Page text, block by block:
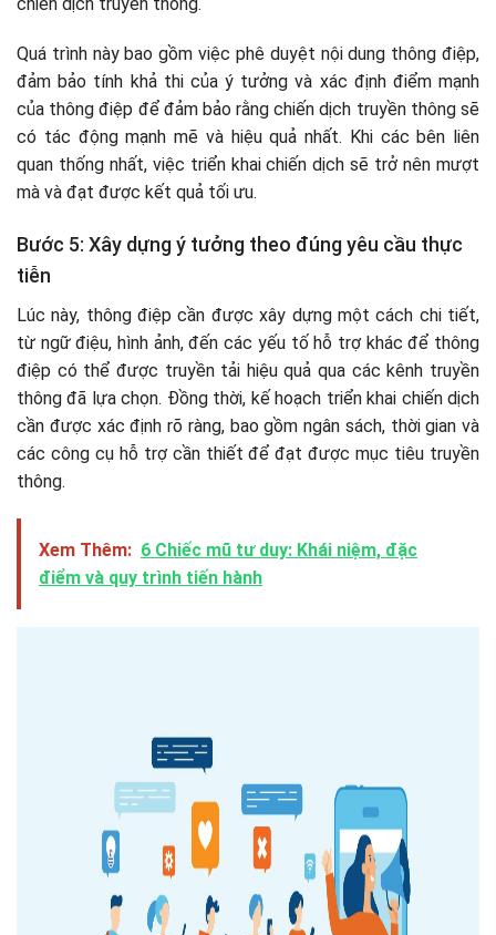
Quá trình này bao gồm việc phê duyệt nội dung thông điệp,
đảm bảo tính khả thi của ý tưởng và xác định điểm mạnh
của thông điệp để đảm bảo rằng chiến dịch truyền thông sẽ
có tác động mạnh mẽ và hiệu quả nhất. Khi các bên liên
quan thống nhất, việc triển khai chiến dịch sẽ trở nên mượt
mà và đạt được kết quả tối ưu.
Bước 5: Xây dựng ý tưởng theo đúng yêu cầu thực
tiễn
Lúc này, thông điệp cần được xây dựng một cách chi tiết,
từ ngữ điệu, hình ảnh, đến các yếu tố hỗ trợ khác để thông
điệp có thể được truyền tải hiệu quả qua các kênh truyền
thông đã lựa chọn. Đồng thời, kế hoạch triển khai chiến dịch
cần được xác định rõ ràng, bao gồm ngân sách, thời gian và
các công cụ hỗ trợ cần thiết để đạt được mục tiêu truyền
thông.
Xem Thêm: 6 Chiếc mũ tư duy: Khái niệm, đặc
điểm và quy trình tiến hành